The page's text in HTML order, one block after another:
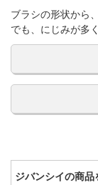
ブラシの形状から
でも、にじみが多
ジバンシイの商品